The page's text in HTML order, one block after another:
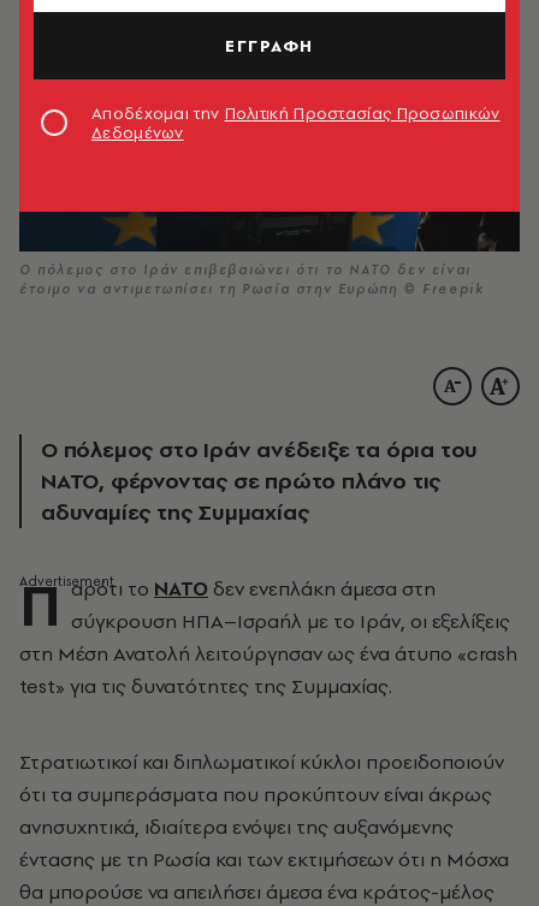
Ο πόλεμος στο Ιράν επιβεβαιώνει ότι το ΝΑΤΟ δεν είναι
έτοιμο να αντιμετωπίσει τη Ρωσία στην Ευρώπη © Freepik
Ο πόλεμος στο Ιράν ανέδειξε τα όρια του
ΝΑΤΟ, φέρνοντας σε πρώτο πλάνο τις
αδυναμίες της Συμμαχίας
Π αρότι το ΝΑΤΟ δεν ενεπλάκη άμεσα στη
σύγκρουση ΗΠΑ–Ισραήλ με το Ιράν, οι εξελίξεις
στη Μέση Ανατολή λειτούργησαν ως ένα άτυπο «crash
test» για τις δυνατότητες της Συμμαχίας.
Στρατιωτικοί και διπλωματικοί κύκλοι προειδοποιούν
ότι τα συμπεράσματα που προκύπτουν είναι άκρως
ανησυχητικά, ιδιαίτερα ενόψει της αυξανόμενης
έντασης με τη Ρωσία και των εκτιμήσεων ότι η Μόσχα
θα μπορούσε να απειλήσει άμεσα ένα κράτος-μέλος
ΕΓΓΡΑΦΗ
Αποδέχομαι την Πολιτική Προστασίας Προσωπικών
Δεδομένων